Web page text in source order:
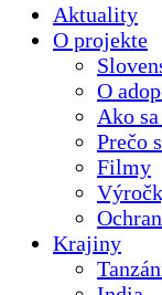
Aktuality
O projekte
O
Ako
Prečo
Filmy
Krajiny